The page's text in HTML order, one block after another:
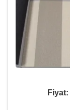
Fiyat: